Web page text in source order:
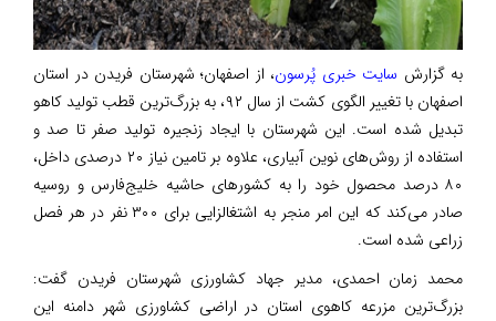
به گزارش سایت خبری پُرسون، از اصفهان؛ شهرستان فریدن در استان
اصفهان با تغییر الگوی کشت از سال ۹۲، به بزرگ‌ترین قطب تولید کاهو
تبدیل شده است. این شهرستان با ایجاد زنجیره تولید صفر تا صد و
استفاده از روش‌های نوین آبیاری، علاوه بر تامین نیاز ۲۰ درصدی داخل،
۸۰ درصد محصول خود را به کشورهای حاشیه خلیج‌فارس و روسیه
صادر می‌کند که این امر منجر به اشتغالزایی برای ۳۰۰ نفر در هر فصل
زراعی شده است.
محمد زمان احمدی، مدیر جهاد کشاورزی شهرستان فریدن گفت:
بزرگ‌ترین مزرعه کاهوی استان در اراضی کشاورزی شهر دامنه این